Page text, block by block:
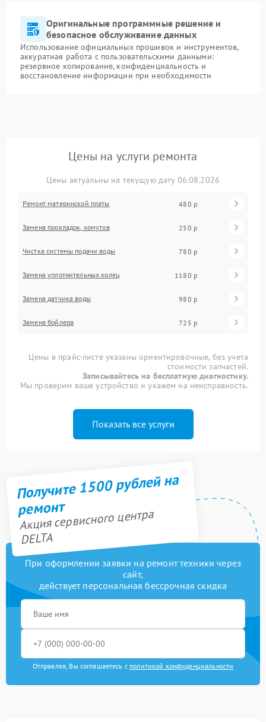
Оригинальные программные решение и
безопасное обслуживание данных
Использование официальных прошивок и инструментов,
аккуратная работа с пользовательскими данными:
резервное копирование, конфиденциальность и
восстановление информации при необходимости
Цены на услуги ремонта
Цены актуальны на текущую дату 06.08.2026
Ремонт материнской платы 480 р
Замена прокладок, хомутов 250 р
Чистка системы подачи воды 780 р
Замена уплотнительных колец 1180 р
Замена датчика воды 980 р
Замена бойлера 725 р
Цены в прайс-листе указаны ориентировочные, без учета
стоимости запчастей.
Записывайтесь на бесплатную диагностику.
Мы проверим ваше устройство и укажем на неисправность.
Показать все услуги
Получите 1500 рублей на
ремонт
Акция сервисного центра
DELTA
При оформлении заявки на ремонт техники через
сайт,
действует персональная бессрочная скидка
Отправляя, Вы соглашаетесь с политикой конфиденциальности